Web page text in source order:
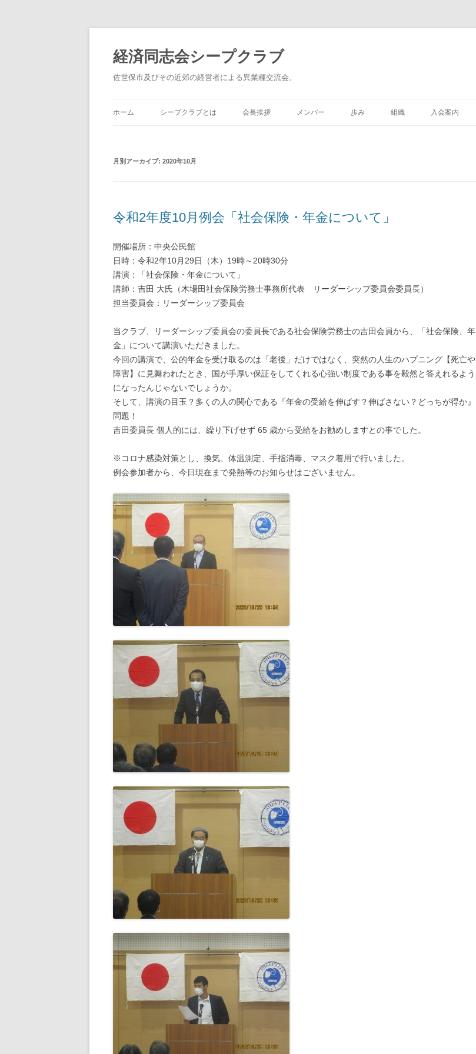
経済同志会シープクラブ
佐世保市及びその近郊の経営者による異業種交流会。
ン
ホーム シープクラブとは 会長挨拶 メンバー 歩み 組織 入会案内
月別アーカイブ: 2020年10月
令和2年度10月例会「社会保険・年金について」
開催場所：中央公民館
日時：令和2年10月29日（木）19時～20時30分
講演：「社会保険・年金について」
講師：吉田 大氏（木場田社会保険労務士事務所代表 リーダーシップ委員会委員長）
担当委員会：リーダーシップ委員会
当クラブ、リーダーシップ委員会の委員長である社会保険労務士の吉田会員から、「社会保険、年
金」について講演いただきました。
今回の講演で、公的年金を受け取るのは「老後」だけではなく、突然の人生のハプニング【死亡や
障害】に見舞われたとき、国が手厚い保証をしてくれる心強い制度である事を毅然と答えれるよう
になったんじゃないでしょうか。
そして、講演の目玉？多くの人の関心である『年金の受給を伸ばす？伸ばさない？どっちが得か』
問題！
吉田委員長 個人的には、繰り下げせず 65 歳から受給をお勧めしますとの事でした。
※コロナ感染対策とし、換気、体温測定、手指消毒、マスク着用で行いました。
例会参加者から、今日現在まで発熱等のお知らせはございません。